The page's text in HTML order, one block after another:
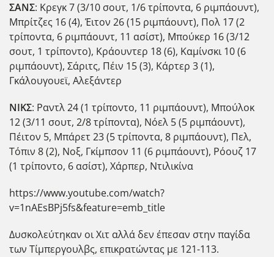
ΣΑΝΣ: Κρεγκ 7 (3/10 σουτ, 1/6 τρίποντα, 6 ριμπάουντ),
Μπρίτζες 16 (4), Έιτον 26 (15 ριμπάουντ), Πολ 17 (2
τρίποντα, 6 ριμπάουντ, 11 ασίστ), Μπούκερ 16 (3/12
σουτ, 1 τρίποντο), Κράουντερ 18 (6), Καμίνσκι 10 (6
ριμπάουντ), Σάριτς, Πέιν 15 (3), Κάρτερ 3 (1),
Γκάλουγουεϊ, Αλεξάντερ
ΝΙΚΣ: Ραντλ 24 (1 τρίποντο, 11 ριμπάουντ), Μπούλοκ
12 (3/11 σουτ, 2/8 τρίποντα), Νόελ 5 (5 ριμπάουντ),
Πέιτον 5, Μπάρετ 23 (5 τρίποντα, 8 ριμπάουντ), Πελ,
Τόπιν 8 (2), Νοξ, Γκίμπσον 11 (6 ριμπάουντ), Ρόουζ 17
(1 τρίποντο, 6 ασίστ), Χάρπερ, Ντιλικίνα
https://www.youtube.com/watch?
v=1nAEsBPj5fs&feature=emb_title
Δυσκολεύτηκαν οι Χιτ αλλά δεν έπεσαν στην παγίδα
των Τίμπεργουλβς, επικρατώντας με 121-113.